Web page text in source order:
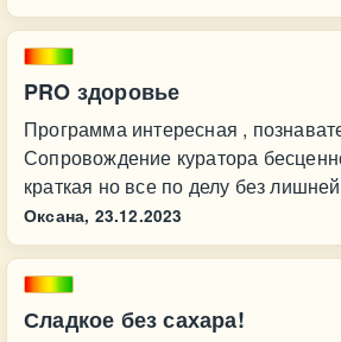
PRO здоровье
Программа интересная ,
Сопровождение куратора
краткая но все по делу без
Оксана, 23.12.2023
Сладкое без сахара!